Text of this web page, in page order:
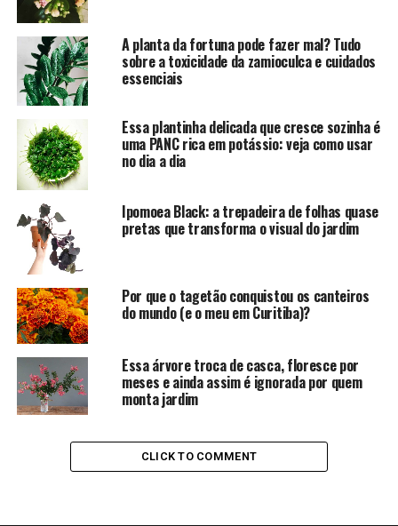
A planta da fortuna pode fazer mal? Tudo
sobre a toxicidade da zamioculca e cuidados
essenciais
Essa plantinha delicada que cresce sozinha é
uma PANC rica em potássio: veja como usar
no dia a dia
Ipomoea Black: a trepadeira de folhas quase
pretas que transforma o visual do jardim
Por que o tagetão conquistou os canteiros
do mundo (e o meu em Curitiba)?
Essa árvore troca de casca, floresce por
meses e ainda assim é ignorada por quem
monta jardim
CLICK TO COMMENT